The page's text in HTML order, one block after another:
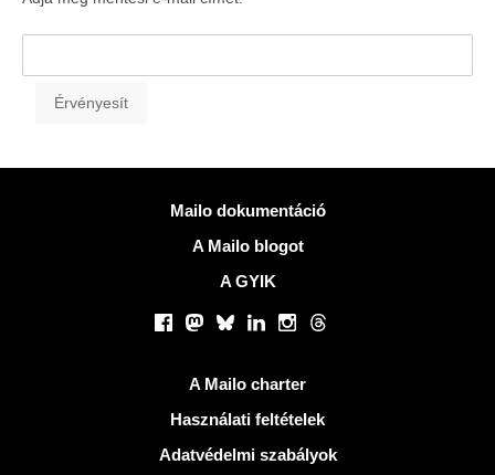
Mailo dokumentáció
A Mailo blogot
A GYIK
Közösségi hálózatok
Facebook
Mastodon
BlueskyLinkedInInstagram
Threads
A Mailo charter
Használati feltételek
Adatvédelmi szabályok